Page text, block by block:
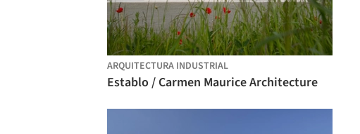
ARQUITECTURA INDUSTRIAL
Establo / Carmen Maurice Architecture